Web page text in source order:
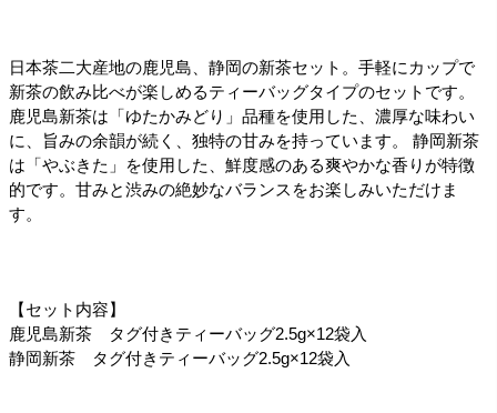
日本茶二大産地の鹿児島、静岡の新茶セット。手軽にカップで
新茶の飲み比べが楽しめるティーバッグタイプのセットです。
鹿児島新茶は「ゆたかみどり」品種を使用した、濃厚な味わい
に、旨みの余韻が続く、独特の甘みを持っています。 静岡新茶
は「やぶきた」を使用した、鮮度感のある爽やかな香りが特徴
的です。甘みと渋みの絶妙なバランスをお楽しみいただけま
す。
【セット内容】
鹿児島新茶 タグ付きティーバッグ2.5g×12袋入
静岡新茶 タグ付きティーバッグ2.5g×12袋入